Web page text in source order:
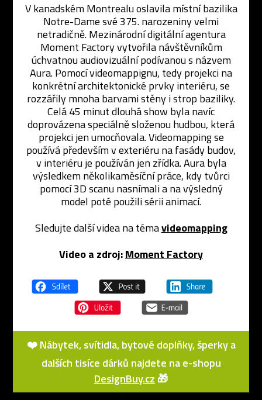
V kanadském Montrealu oslavila místní bazilika
Notre-Dame své 375. narozeniny velmi
netradičně. Mezinárodní digitální agentura
Moment Factory vytvořila návštěvníkům
úchvatnou audiovizuální podívanou s názvem
Aura. Pomocí videomappignu, tedy projekci na
konkrétní architektonické prvky interiéru, se
rozzářily mnoha barvami stěny i strop baziliky.
Celá 45 minut dlouhá show byla navíc
doprovázena speciálně složenou hudbou, která
projekci jen umocňovala. Videomapping se
používá především v exteriéru na fasády budov,
v interiéru je používán jen zřídka. Aura byla
výsledkem několikaměsíční práce, kdy tvůrci
pomocí 3D scanu nasnímali a na výsledný
model poté použili sérii animací.
Sledujte další videa na témavideomapping
Video a zdroj:Moment Factory
❤️ Nábytek, svítidla, bytové doplňky, šperky a
dalších tisíce dárků najdete na e-shopu
DesignBuy.cz 🎁